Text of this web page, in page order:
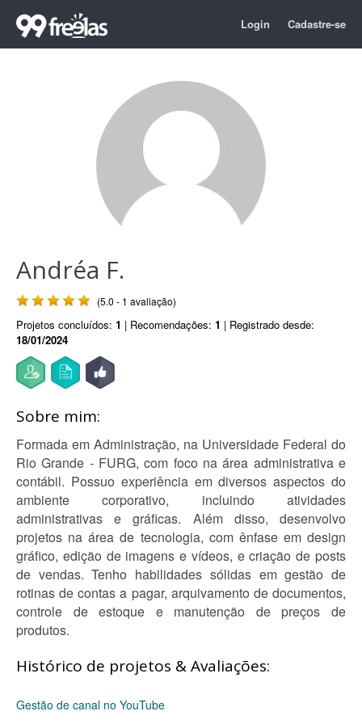
Login Cadastre-se
Andréa F.
(5.0 - 1 avaliação)
Projetos concluídos: 1 | Recomendações: 1 | Registrado desde:
18/01/2024
Sobre mim:
Formada em Administração, na Universidade Federal do
Rio Grande - FURG, com foco na área administrativa e
contábil. Possuo experiência em diversos aspectos do
ambiente corporativo, incluindo atividades
administrativas e gráficas. Além disso, desenvolvo
projetos na área de tecnologia, com ênfase em design
gráfico, edição de imagens e vídeos, e criação de posts
de vendas. Tenho habilidades sólidas em gestão de
rotinas de contas a pagar, arquivamento de documentos,
controle de estoque e manutenção de preços de
produtos.
Histórico de projetos & Avaliações:
Gestão de canal no YouTube